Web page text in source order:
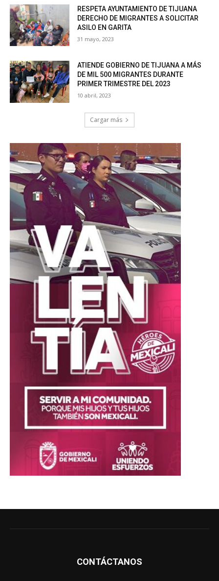
RESPETA AYUNTAMIENTO DE TIJUANA
DERECHO DE MIGRANTES A SOLICITAR
ASILO EN GARITA
31 mayo, 2023
ATIENDE GOBIERNO DE TIJUANA A MÁS
DE MIL 500 MIGRANTES DURANTE
PRIMER TRIMESTRE DEL 2023
10 abril, 2023
Cargar más
CONTÁCTANOS